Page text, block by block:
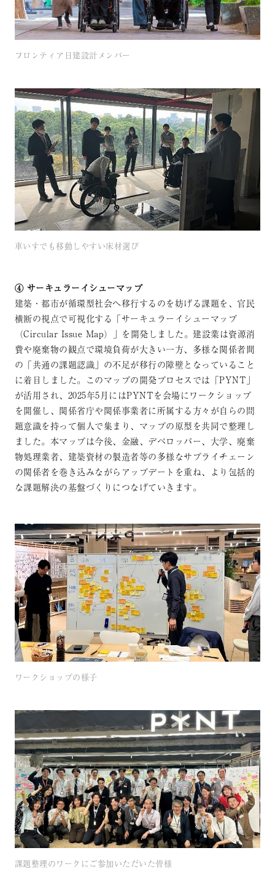
フロンティア日建設計メンバー
車いすでも移動しやすい床材選び
④ サーキュラーイシューマップ
建築・都市が循環型社会へ移行するのを妨げる課題を、官民
横断の視点で可視化する「サーキュラーイシューマップ
（Circular Issue Map）」を開発しました。建設業は資源消
費や廃棄物の観点で環境負荷が大きい一方、多様な関係者間
の「共通の課題認識」の不足が移行の障壁となっていること
に着目しました。このマップの開発プロセスでは「PYNT」
が活用され、2025年5月にはPYNTを会場にワークショップ
を開催し、関係省庁や関係事業者に所属する方々が自らの問
題意識を持って個人で集まり、マップの原型を共同で整理し
ました。本マップは今後、金融、デベロッパー、大学、廃棄
物処理業者、建築資材の製造者等の多様なサプライチェーン
の関係者を巻き込みながらアップデートを重ね、より包括的
な課題解決の基盤づくりにつなげていきます。
ワークショップの様子
課題整理のワークにご参加いただいた皆様